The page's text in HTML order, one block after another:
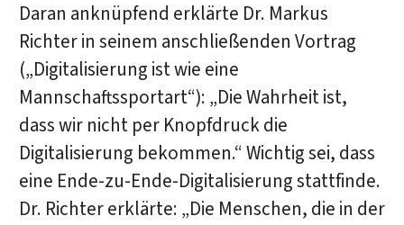
Daran anknüpfend erklärte Dr. Markus
Richter in seinem anschließenden Vortrag
(„Digitalisierung ist wie eine
Mannschaftssportart“): „Die Wahrheit ist,
dass wir nicht per Knopfdruck die
Digitalisierung bekommen.“ Wichtig sei, dass
eine Ende-zu-Ende-Digitalisierung stattfinde.
Dr. Richter erklärte: „Die Menschen, die in der